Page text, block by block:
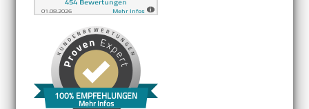
100% EMPFEHLUNGEN
Mehr Infos